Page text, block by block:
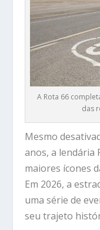
A Rota 66
das
Mesmo
anos, a lendária
maiores ícones
Em 2026, a
uma série de
seu trajeto